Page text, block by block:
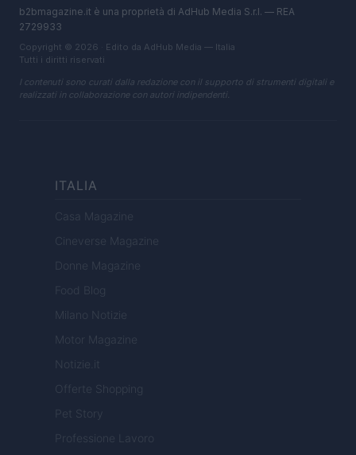
b2bmagazine.it è una proprietà di AdHub Media S.r.l. — REA
2729933
Copyright © 2026 · Edito da AdHub Media — Italia
Tutti i diritti riservati
I contenuti sono curati dalla redazione con il supporto di strumenti digitali e
realizzati in collaborazione con autori indipendenti.
ITALIA
Casa Magazine
Cineverse Magazine
Donne Magazine
Food Blog
Milano Notizie
Motor Magazine
Notizie.it
Offerte Shopping
Pet Story
Professione Lavoro